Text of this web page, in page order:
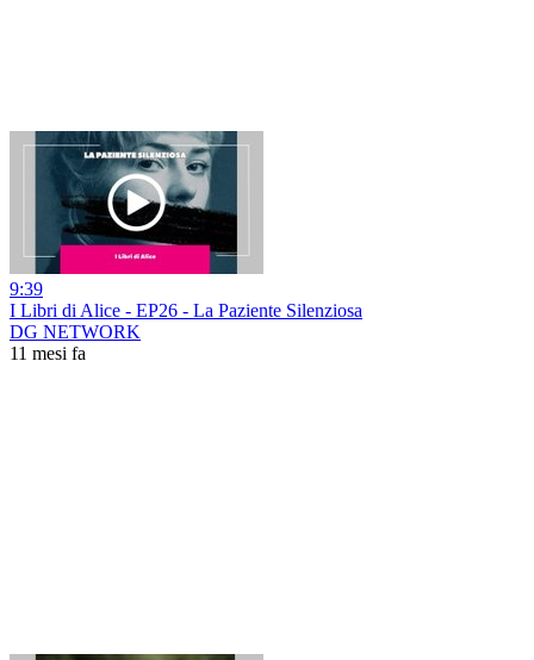
9:39
I Libri di Alice - EP26 - La Paziente Silenziosa
DG NETWORK
11 mesi fa